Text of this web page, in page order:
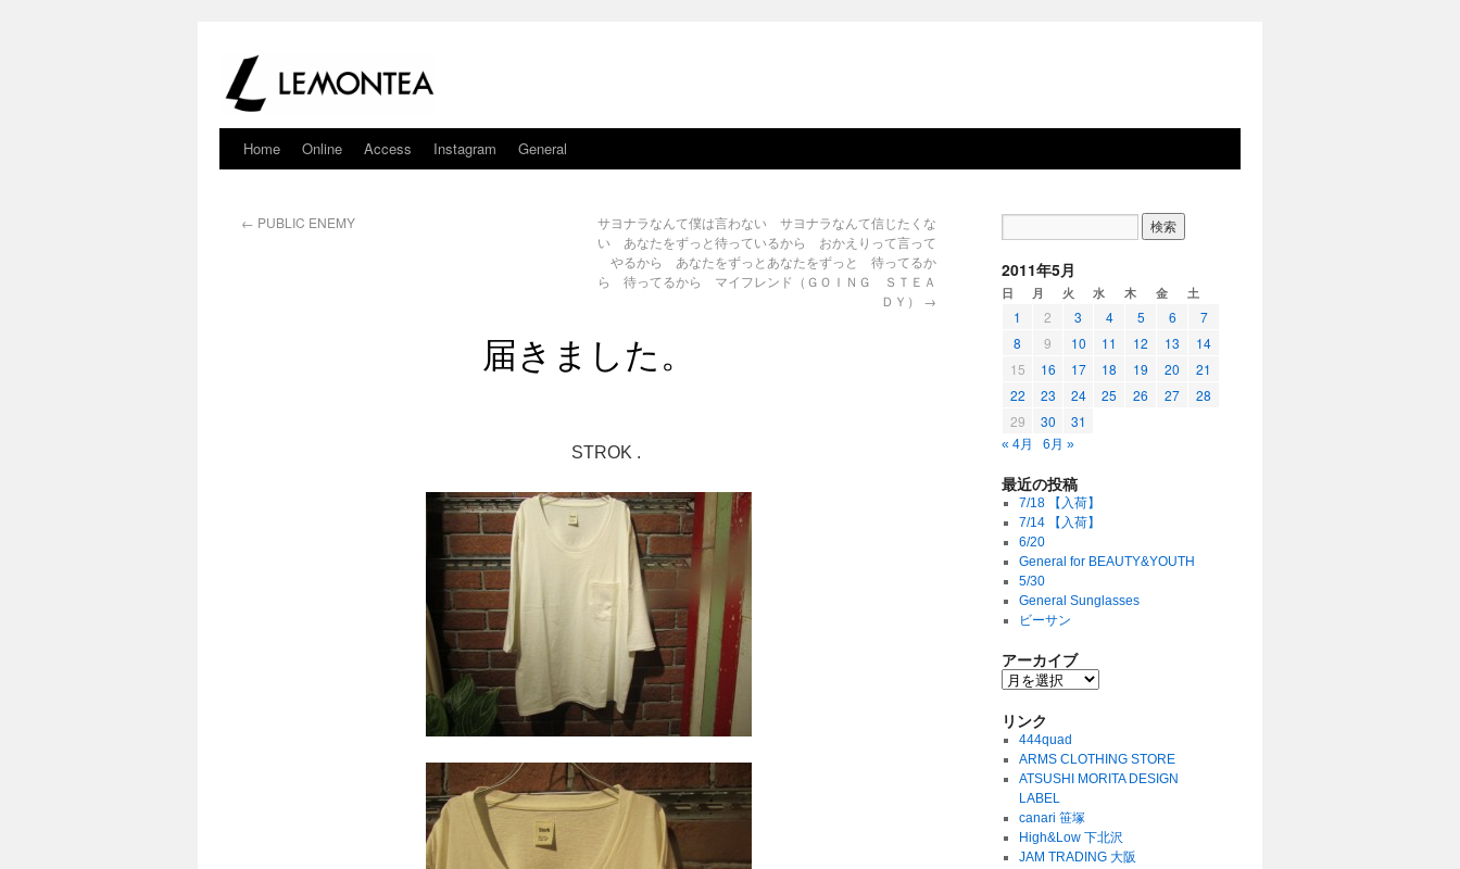
Home Online Access Instagram General
← PUBLIC ENEMY
サヨナラなんて僕は言わない サヨナラなんて信じたくな
い あなたをずっと待っているから おかえりって言って
やるから あなたをずっとあなたをずっと 待ってるか
ら 待ってるから マイフレンド（ＧＯＩＮＧ ＳＴＥＡ
ＤＹ） →
届きました。
STROK .
2011年5月
日 月 火 水 木 金 土
1 2 3 4 5 6
7
8
9 10 11 12 13
14
15
16 17 18 19 20
21
22
23 24 25 26 27
28
29
30 31
« 4月 6月 »
最近の投稿
7/18 【入荷】
7/14 【入荷】
6/20
General for BEAUTY&YOUTH
5/30
General Sunglasses
ビーサン
アーカイブ
リンク
444quad
ARMS CLOTHING STORE
ATSUSHI MORITA DESIGN
LABEL
canari 笹塚
High&Low 下北沢
JAM TRADING 大阪